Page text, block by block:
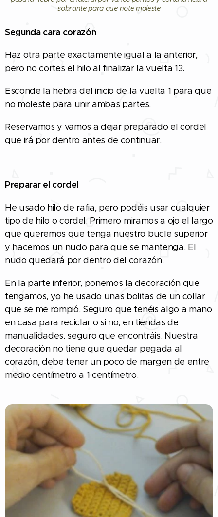
sobrante para que note moleste
Segunda cara corazón
Haz otra parte exactamente igual a la anterior,
pero no cortes el hilo al finalizar la vuelta 13.
Esconde la hebra del inicio de la vuelta 1 para que
no moleste para unir ambas partes.
Reservamos y vamos a dejar preparado el cordel
que irá por dentro antes de continuar.
Preparar el cordel
He usado hilo de rafia, pero podéis usar cualquier
tipo de hilo o cordel. Primero miramos a ojo el largo
que queremos que tenga nuestro bucle superior
y hacemos un nudo para que se mantenga. El
nudo quedará por dentro del corazón.
En la parte inferior, ponemos la decoración que
tengamos, yo he usado unas bolitas de un collar
que se me rompió. Seguro que tenéis algo a mano
en casa para reciclar o si no, en tiendas de
manualidades, seguro que encontráis. Nuestra
decoración no tiene que quedar pegada al
corazón, debe tener un poco de margen de entre
medio centímetro a 1 centímetro.